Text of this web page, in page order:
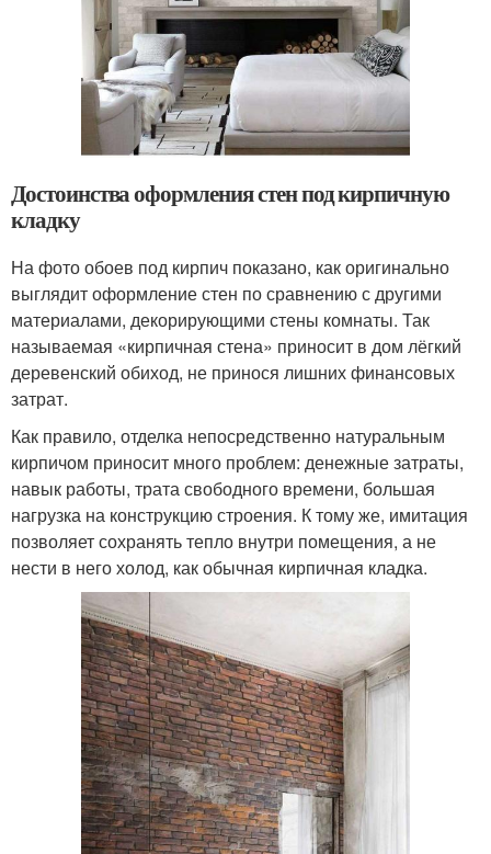
Достоинства оформления стен под кирпичную
кладку
На фото обоев под кирпич показано, как оригинально
выглядит оформление стен по сравнению с другими
материалами, декорирующими стены комнаты. Так
называемая «кирпичная стена» приносит в дом лёгкий
деревенский обиход, не принося лишних финансовых
затрат.
Как правило, отделка непосредственно натуральным
кирпичом приносит много проблем: денежные затраты,
навык работы, трата свободного времени, большая
нагрузка на конструкцию строения. К тому же, имитация
позволяет сохранять тепло внутри помещения, а не
нести в него холод, как обычная кирпичная кладка.